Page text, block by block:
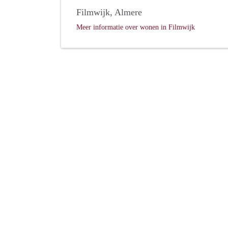
Filmwijk, Almere
Meer informatie over wonen in Filmwijk